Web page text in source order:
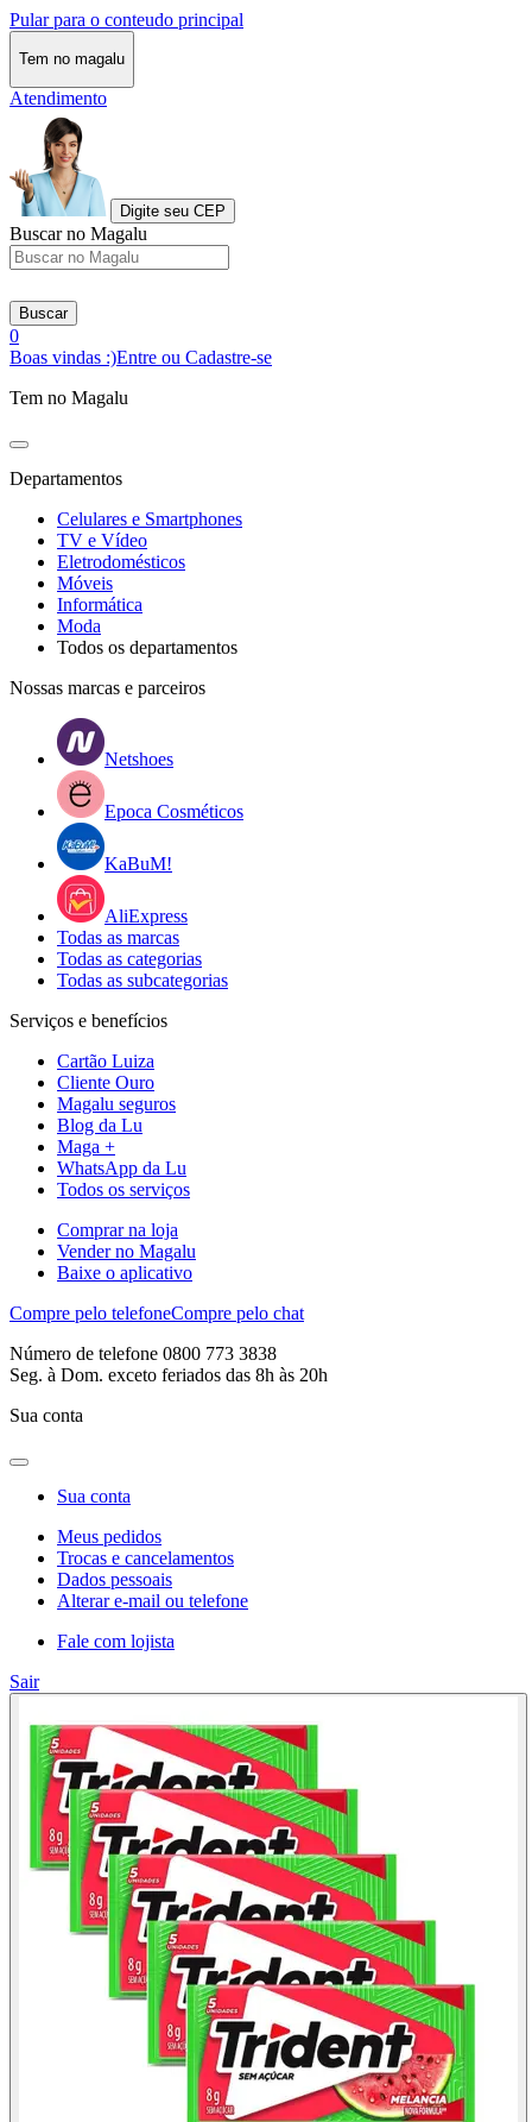
Pular para o conteudo principal
Tem no magalu
Atendimento
Digite seu CEP
Buscar no Magalu
Buscar
0
Boas vindas :)Entre ou Cadastre-se
Tem no Magalu
Departamentos
Celulares e Smartphones
TV e Vídeo
Eletrodomésticos
Móveis
Informática
Moda
Todos os departamentos
Nossas marcas e parceiros
Netshoes
Epoca Cosméticos
KaBuM!
AliExpress
Todas as marcas
Todas as categorias
Todas as subcategorias
Serviços e benefícios
Cartão Luiza
Cliente Ouro
Magalu seguros
Blog da Lu
Maga +
WhatsApp da Lu
Todos os serviços
Comprar na loja
Vender no Magalu
Baixe o aplicativo
Compre pelo telefoneCompre pelo chat
Número de telefone 0800 773 3838
Seg. à Dom. exceto feriados das 8h às 20h
Sua conta
Sua conta
Meus pedidos
Trocas e cancelamentos
Dados pessoais
Alterar e-mail ou telefone
Fale com lojista
Sair